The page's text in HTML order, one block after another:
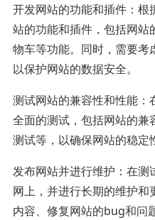
开发网站的功能和插件：根
站的功能和插件，包括网站
物车等功能。同时，需要考
以保护网站的数据安全。
测试网站的兼容性和性能
全面的测试，包括网站的兼
测试等，以确保网站的稳定
发布网站并进行维护：在测
网上，并进行长期的维护
内容、修复网站的bug和问